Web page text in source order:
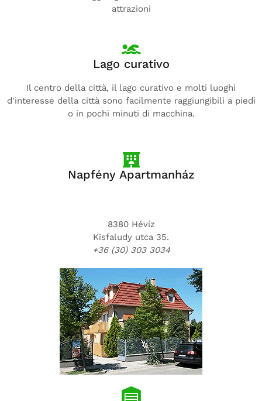
attrazioni
Lago curativo
Il centro della città, il lago curativo e molti luoghi
d'interesse della città sono facilmente raggiungibili a piedi
o in pochi minuti di macchina.
Napfény Apartmanház
8380 Hévíz
Kisfaludy utca 35.
+36 (30) 303 3034